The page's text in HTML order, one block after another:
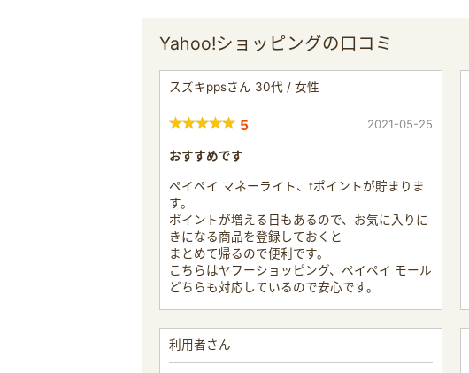
Yahoo!ショッピングの口コミ
スズキppsさん 30代 / 女性
5 2021-05-25
おすすめです
ペイペイ マネーライト、tポイントが貯まりま
す。
ポイントが増える日もあるので、お気に入りに
きになる商品を登録しておくと
まとめて帰るので便利です。
こちらはヤフーショッピング、ペイペイ モール
どちらも対応しているので安心です。
利用者さん